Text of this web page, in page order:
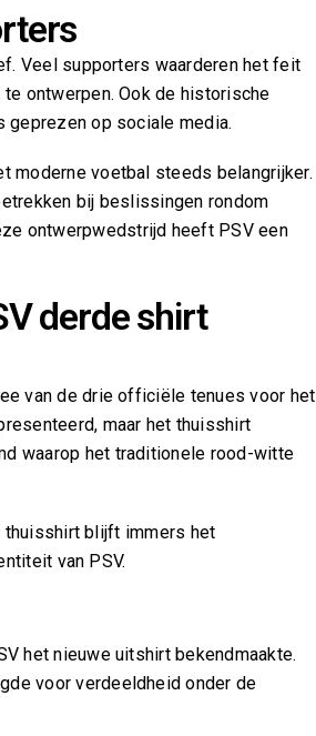
Veel supporters waarderen het feit
ontwerpen. Ook de historische
op sociale media.
moderne voetbal steeds belangrijker.
bij beslissingen rondom
ontwerpwedstrijd heeft PSV een
derde shirt
van de drie officiële tenues voor het
maar het thuisshirt
waarop het traditionele rood-witte
thuisshirt blijft immers het
van PSV.
het nieuwe uitshirt bekendmaakte.
voor verdeeldheid onder de